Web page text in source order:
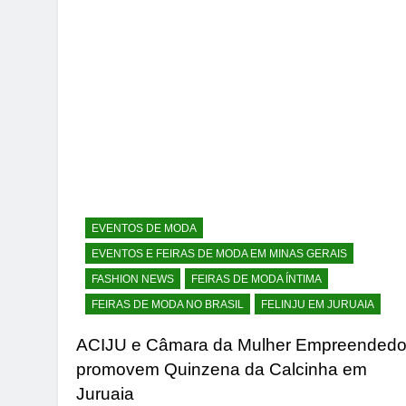
EVENTOS DE MODA
EVENTOS E FEIRAS DE MODA EM MINAS GERAIS
FASHION NEWS
FEIRAS DE MODA ÍNTIMA
FEIRAS DE MODA NO BRASIL
FELINJU EM JURUAIA
ACIJU e Câmara da Mulher
promovem Quinzena da Calcinha em
Juruaia